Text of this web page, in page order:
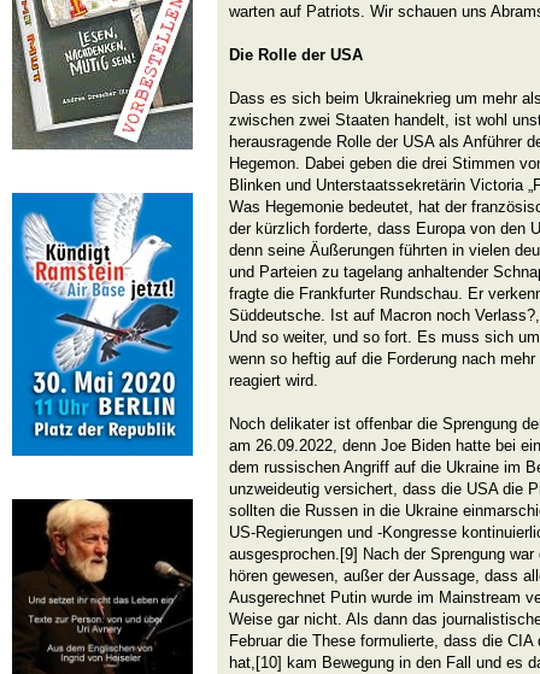
warten auf Patriots. Wir schauen uns
Die Rolle der USA
Dass es sich beim Ukrainekrieg um mehr
zwischen zwei Staaten handelt, ist wohl
herausragende Rolle der USA als Anführer
Hegemon. Dabei geben die drei Stimmen
Blinken und Unterstaatssekretärin Victoria
Was Hegemonie bedeutet, hat der
der kürzlich forderte, dass Europa von den
denn seine Äußerungen führten in vielen
und Parteien zu tagelang anhaltender
fragte die Frankfurter Rundschau. Er
Süddeutsche. Ist auf Macron noch
Und so weiter, und so fort. Es muss sich
wenn so heftig auf die Forderung nach
reagiert wird.
Noch delikater ist offenbar die Sprengung
am 26.09.2022, denn Joe Biden hatte bei
dem russischen Angriff auf die Ukraine im
unzweideutig versichert, dass die USA die
sollten die Russen in die Ukraine
US-Regierungen und -Kongresse
ausgesprochen.[9] Nach der Sprengung
hören gewesen, außer der Aussage, dass
Ausgerechnet Putin wurde im Mainstream
Weise gar nicht. Als dann das
Februar die These formulierte, dass die
hat,[10] kam Bewegung in den Fall und es